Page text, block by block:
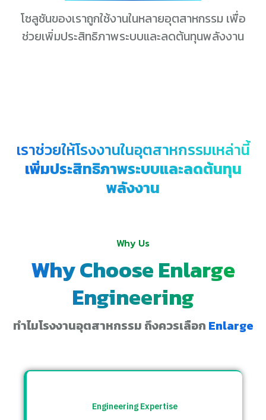
โซลูชันของเราถูกใช้งานในหลายอุตสาหกรรม เพื่อ
ช่วยเพิ่มประสิทธิภาพระบบและลดต้นทุนพลังงาน
เราช่วยให้โรงงานในอุตสาหกรรมเหล่านี้
เพิ่มประสิทธิภาพระบบและลดต้นทุน
พลังงาน
Why Us
Why Choose Enlarge
Engineering
ทำไมโรงงานอุตสาหกรรม ถึงควรเลือก Enlarge
Engineering Expertise